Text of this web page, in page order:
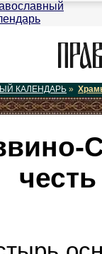
КАЛЕНДАРЬ »